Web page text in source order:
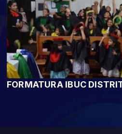
FORMATURA IBUC